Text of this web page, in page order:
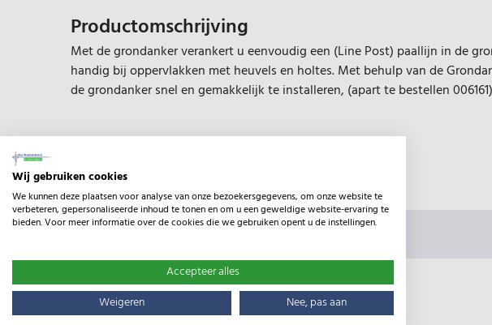
Productomschrijving
Met de grondanker verankert u eenvoudig een (Line Post) paallijn in de
handig bij oppervlakken met heuvels en holtes. Met behulp van de
de grondanker snel en gemakkelijk te installeren, (apart te bestellen 006161)
Specificaties
EAN:
Grondanker
Gewicht: 0.50kg
Wij gebruiken cookies
We kunnen deze plaatsen voor analyse van onze bezoekersgegevens, om onze website te
verbeteren, gepersonaliseerde inhoud te tonen en om u een geweldige website-ervaring te
bieden. Voor meer informatie over de cookies die we gebruiken opent u de instellingen.
Accepteer alles
Weigeren
Nee, pas aan